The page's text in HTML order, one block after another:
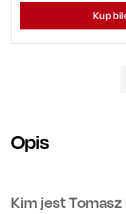
Kup
Opis
Kim jest